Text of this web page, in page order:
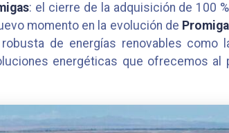
: el cierre de la adquisición de 100
momento en la evolución de
de energías renovables como
energéticas que ofrecemos al